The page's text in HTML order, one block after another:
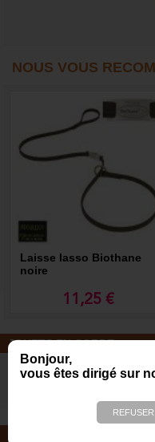
Bonjour,
vous êtes dirigé sur
NOUS VOUS
Laisse lasso Biothane
noire
11,25 €
JOUETS EN CORDE
des